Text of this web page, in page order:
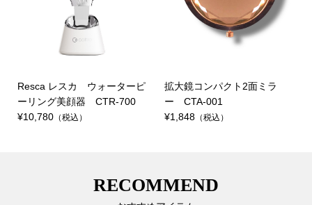
Resca レスカ ウォーターピ
ーリング美顔器 CTR-700
¥10,780（税込）
拡大鏡コンパクト2面ミラ
ー CTA-001
¥1,848 （税込）
RECOMMEND